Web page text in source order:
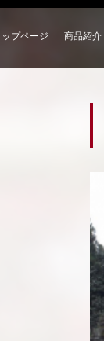
ップページ 商品紹介